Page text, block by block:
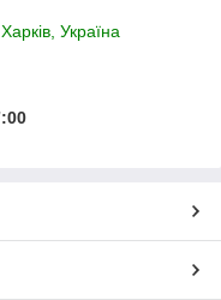
Україна